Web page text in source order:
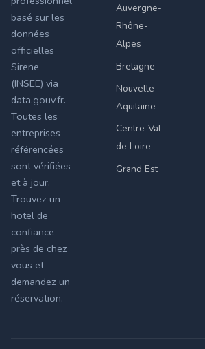
basé sur les
données
officielles
Sirene
(INSEE) via
data.gouv.fr.
Toutes les
entreprises
référencées
sont vérifiées
et à jour.
Trouvez un
hotel de
confiance
près de chez
vous et
demandez un
réservation.
Auvergne-
Rhône-
Alpes
Bretagne
Nouvelle-
Aquitaine
Centre-Val
de Loire
Grand Est